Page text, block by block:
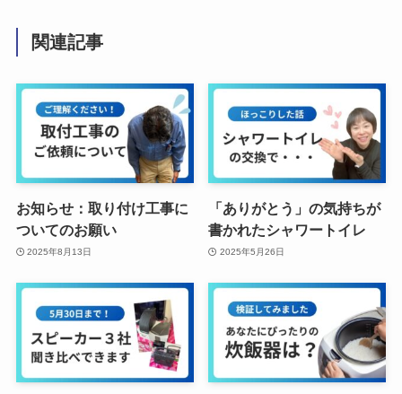
関連記事
お知らせ：取り付け工事に
ついてのお願い
2025年8月13日
「ありがとう」の気持ちが
書かれたシャワートイレ
2025年5月26日